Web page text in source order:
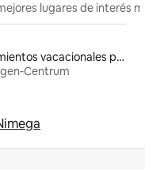
lugares de interés
Alojamientos vacacionales para familias
Centrum